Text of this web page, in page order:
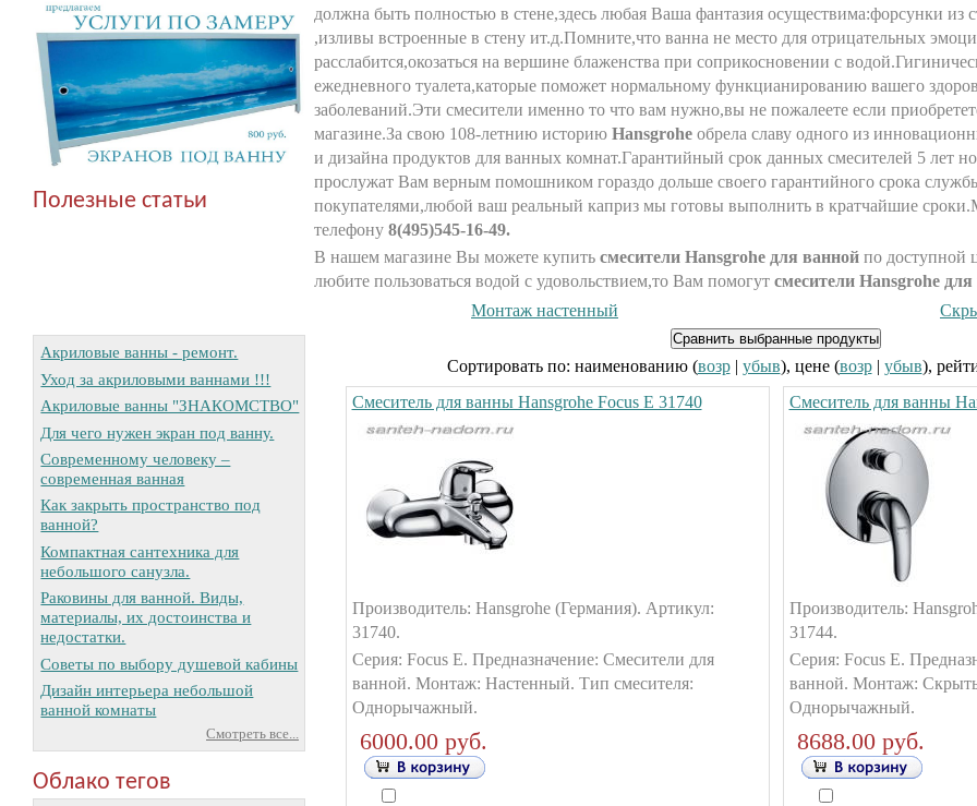
Полезные статьи
Акриловые ванны - ремонт.
Уход за акриловыми ваннами !!!
Акриловые ванны "ЗНАКОМСТВО"
Для чего нужен экран под ванну.
Современному человеку –
современная ванная
Как закрыть пространство под
ванной?
Компактная сантехника для
небольшого санузла.
Раковины для ванной. Виды,
материалы, их достоинства и
недостатки.
Советы по выбору душевой кабины
Дизайн интерьера небольшой
ванной комнаты
Смотреть все...
Облако тегов
должна быть полностью в стене,здесь любая Ваша фантазия осуществима:форсунки из
,изливы встроенные в стену ит.д.Помните,что ванна не место для отрицательных
расслабится,окозаться на вершине блаженства при соприкосновении с
ежедневного туалета,каторые поможет нормальному функцианированию вашего
заболеваний.Эти смесители именно то что вам нужно,вы не пожалеете если
магазине.За свою 108-летнию историю Hansgrohe обрела славу одного из
и дизайна продуктов для ванных комнат.Гарантийный срок данных смесителей 5 лет
прослужат Вам верным помошником гораздо дольше своего гарантийного срока
покупателями,любой ваш реальный каприз мы готовы выполнить в кратчайшие
телефону 8(495)545-16-49.
В нашем магазине Вы можете купить смесители Hansgrohe для ванной по доступной
любите пользоваться водой с удовольствием,то Вам помогут смесители Hansgrohe
Монтаж настенный
Сортировать по: наименованию (возр| убыв), цене (возр| убыв),
Смеситель для ванны Hansgrohe Focus E 31740
Производитель: Hansgrohe (Германия). Артикул:
31740.
Серия: Focus E. Предназначение: Смесители для
ванной. Монтаж: Настенный. Тип смесителя:
Однорычажный.
6000.00 руб.
Смеситель для ванны
Производитель:
31744.
Серия: Focus E.
ванной. Монтаж:
Однорычажный.
8688.00 руб.